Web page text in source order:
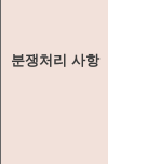
분쟁처리 사항